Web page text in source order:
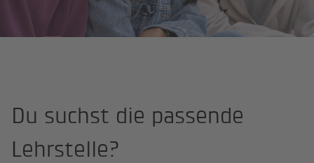
Du suchst die passende
Lehrstelle?